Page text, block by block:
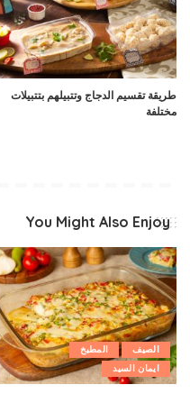
طريقة تقسيم الدجاج وتتبيلهم بتتبيلات
مختلفة
You Might Also Enjoy
الصيف
المطبخ
ايمان السيد